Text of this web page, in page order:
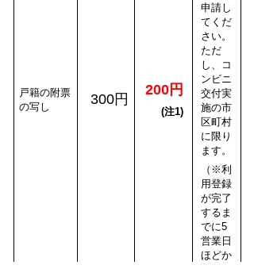
申請し
てくだ
さい。
ただ
し、コ
ンビニ
交付実
施の市
区町村
に限り
ます。
（※利
用登録
が完了
するま
でに5
営業日
ほどか
戸籍の附票
の写し
300円
200円
(注1)